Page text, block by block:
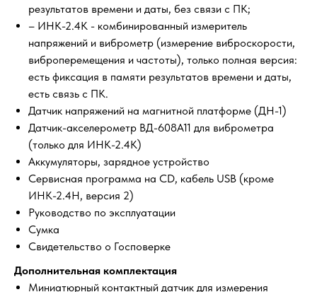
результатов времени и даты, без связи с ПК;
– ИНК-2.4К - комбинированный измеритель
напряжений и виброметр (измерение виброскорости,
виброперемещения и частоты), только полная версия:
есть фиксация в памяти результатов времени и даты,
есть связь с ПК.
Датчик напряжений на магнитной платформе (ДН-1)
Датчик-акселерометр ВД-608А11 для виброметра
(только для ИНК-2.4К)
Аккумуляторы, зарядное устройство
Сервисная программа на CD, кабель USB (кроме
ИНК-2.4Н, версия 2)
Руководство по эксплуатации
Сумка
Свидетельство о Госповерке
Дополнительная комплектация
Миниатюрный контактный датчик для измерения